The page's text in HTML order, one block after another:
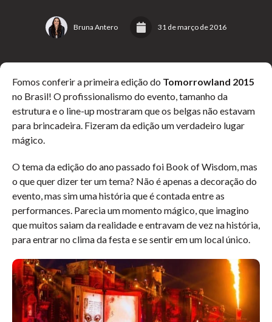
Bruna Antero 31 de março de 2016
Fomos conferir a primeira edição do Tomorrowland 2015
no Brasil! O profissionalismo do evento, tamanho da
estrutura e o line-up mostraram que os belgas não estavam
para brincadeira. Fizeram da edição um verdadeiro lugar
mágico.
O tema da edição do ano passado foi Book of Wisdom, mas
o que quer dizer ter um tema? Não é apenas a decoração do
evento, mas sim uma história que é contada entre as
performances. Parecia um momento mágico, que imagino
que muitos saiam da realidade e entravam de vez na história,
para entrar no clima da festa e se sentir em um local único.